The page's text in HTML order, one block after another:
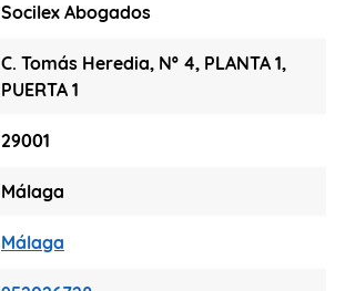
Socilex Abogados
C. Tomás Heredia, Nº 4, PLANTA 1,
PUERTA 1
29001
Málaga
Málaga